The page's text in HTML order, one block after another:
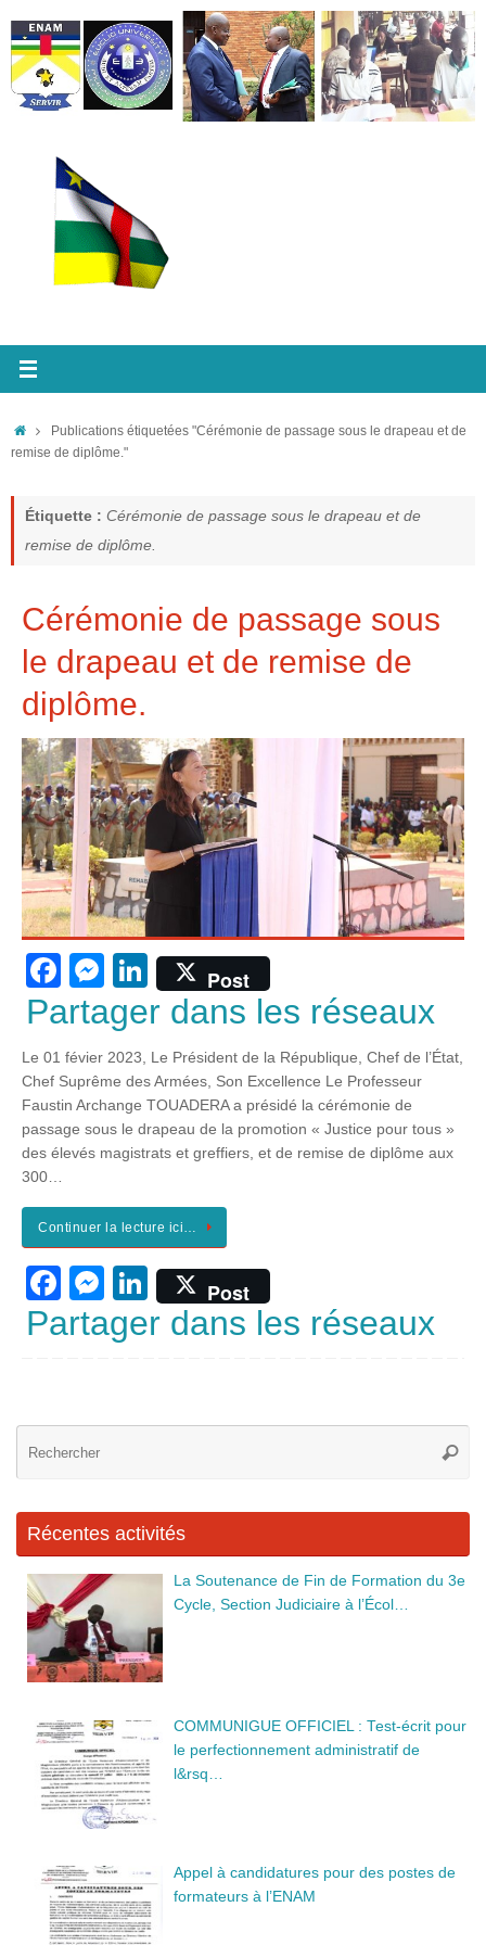
au
contenu
AccueilPublications étiquetées "Cérémonie de passage sous le drapeau et de
remise de diplôme."
Étiquette : Cérémonie de passage sous le drapeau et de
remise de diplôme.
Cérémonie de passage sous
le drapeau et de remise de
diplôme.
F
a
e
b
o
k
M
e
ss
e
n
g
Li
n
e
dI
n
Post
Partager dans les réseaux
Le 01 févier 2023, Le Président de la République, Chef de l’État,
Chef Suprême des Armées, Son Excellence Le Professeur
Faustin Archange TOUADERA a présidé la cérémonie de
passage sous le drapeau de la promotion « Justice pour tous »
des élevés magistrats et greffiers, et de remise de diplôme aux
300…
Continuer la lecture ici…
F
a
b
o
k
M
e
ss
n
Li
n
dI
Post
Partager dans les réseaux
Récentes activités
La Soutenance de Fin de Formation du 3e
Cycle, Section Judiciaire à l’Écol…
COMMUNIGUE OFFICIEL : Test-écrit pour
le perfectionnement administratif de
l&rsq…
Appel à candidatures pour des postes de
formateurs à l’ENAM